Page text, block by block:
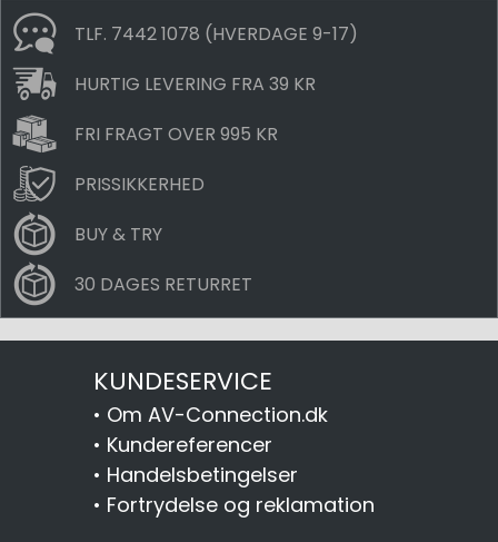
TLF. 7442 1078 (HVERDAGE 9-17)
HURTIG LEVERING FRA 39 KR
FRI FRAGT OVER 995 KR
PRISSIKKERHED
BUY & TRY
30 DAGES RETURRET
KUNDESERVICE
• Om AV-Connection.dk
• Kundereferencer
• Handelsbetingelser
• Fortrydelse og reklamation